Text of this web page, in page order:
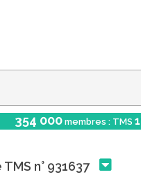
354 000 membres : TMS 1
n° 931637